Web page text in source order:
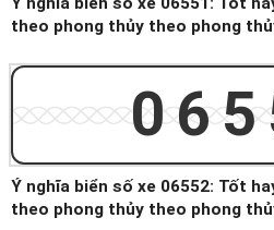
theo phong thủy theo phong
Ý nghĩa biển số xe 06552: Tốt
theo phong thủy theo phong